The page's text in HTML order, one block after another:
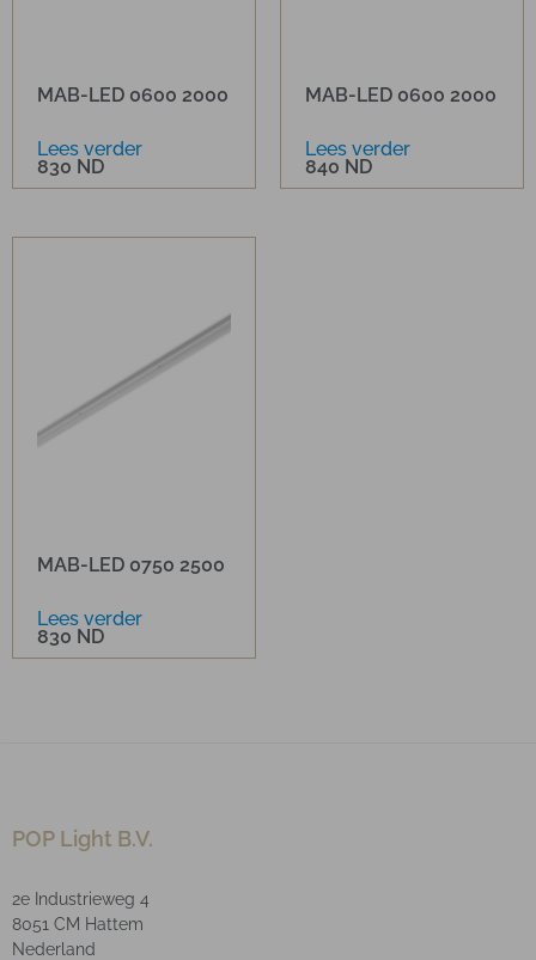
MAB-LED 0600 2000
830 ND
Lees verder
MAB-LED 0600 2000
840 ND
Lees verder
MAB-LED 0750 2500
830 ND
Lees verder
POP Light B.V.
2e Industrieweg 4
8051 CM Hattem
Nederland